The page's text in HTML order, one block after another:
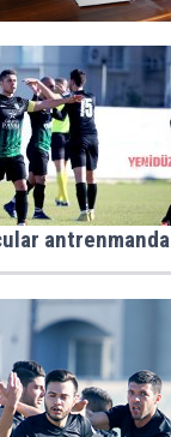
antrenmanda